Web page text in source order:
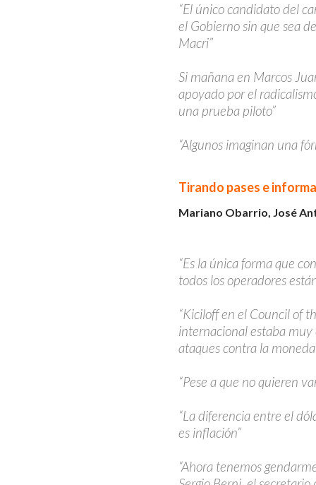
“El único candidato del
el Gobierno sin que sea
Macri”
Si mañana en Marcos
apoyado por el
una prueba piloto”
“Algunos imaginan una
Tirando pases e
Mariano Obarrio, José
“Es la única forma que
todos los operadores
“Kiciloff en el Council of
internacional estaba
ataques contra la
“Pese a que no quieren
“La diferencia entre el
es inflación”
“Ahora tenemos